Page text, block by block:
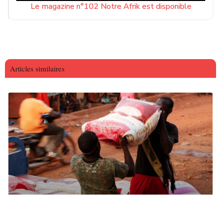
Le magazine n°102 Notre Afrik est disponible
Articles similaires